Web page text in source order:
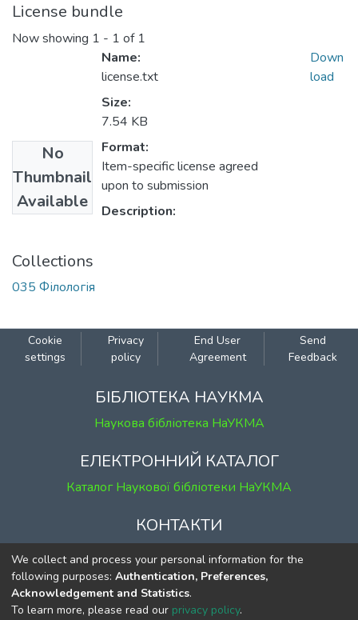
License bundle
Now showing 1 - 1 of 1
No
Thumbnail
Available
Name:
license.txt
Size:
7.54 KB
Format:
Item-specific license agreed
upon to submission
Description:
Down
load
Collections
035 Філологія
Cookie
settings
Privacy
policy
End User
Agreement
Send
Feedback
БІБЛІОТЕКА НАУКМА
Наукова бібліотека НаУКМА
ЕЛЕКТРОННИЙ КАТАЛОГ
Каталог Наукової бібліотеки НаУКМА
КОНТАКТИ
м. Київ, вул. Григорія Сковороди, 2
к. 1, к. 120
тел. (044) 463-69-31
We collect and process your personal information for the
following purposes: Authentication, Preferences,
Acknowledgement and Statistics.
To learn more, please read our privacy policy.